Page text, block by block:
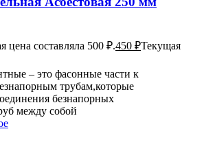
цена составляла 500 ₽.450 ₽Текущая
– это фасонные части к
трубам,которые
безнапорных
между собой